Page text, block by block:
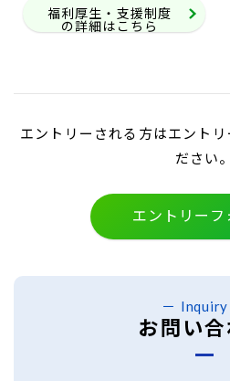
福利厚生・支援制度
の詳細はこちら
エントリーされる方はエント
ださい。
エントリーフ
Inquiry
お問い合